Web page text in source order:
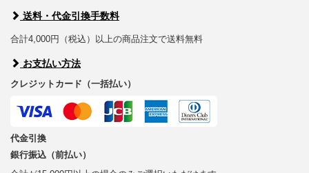
送料・代金引換手数料
合計4,000円（税込）以上の商品注文で送料無料
お支払い方法
クレジットカード（一括払い）
代金引換
銀行振込（前払い）